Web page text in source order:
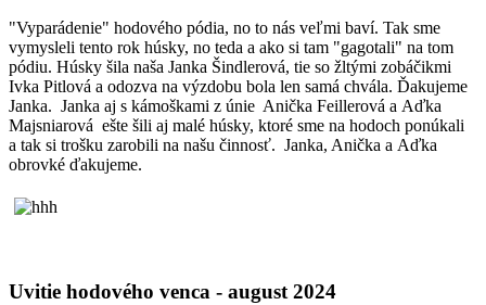
"Vyparádenie" hodového pódia, no to nás veľmi baví. Tak sme
vymysleli tento rok húsky, no teda a ako si tam "gagotali" na tom
pódiu. Húsky šila naša Janka Šindlerová, tie so žltými zobáčikmi
Ivka Pitlová a odozva na výzdobu bola len samá chvála. Ďakujeme
Janka. Janka aj s kámoškami z únie Anička Feillerová a Aďka
Majsniarová ešte šili aj malé húsky, ktoré sme na hodoch ponúkali
a tak si trošku zarobili na našu činnosť. Janka, Anička a Aďka
obrovké ďakujeme.
Uvitie hodového venca - august 2024